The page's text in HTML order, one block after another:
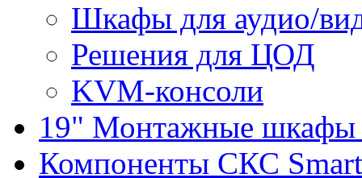
Шкафы для аудио/
Решения для ЦОД
KVM-консоли
19" Монтажные шкафы
Компоненты СКС